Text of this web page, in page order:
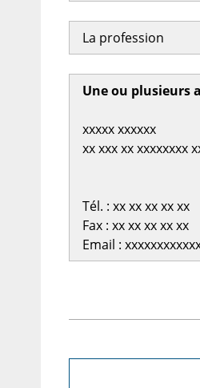
La profession
Une ou plusieurs
xxxxx xxxxxx
xx xxx xx xxxxxxxx
Tél. : xx xx xx xx xx
Fax : xx xx xx xx xx
Email :